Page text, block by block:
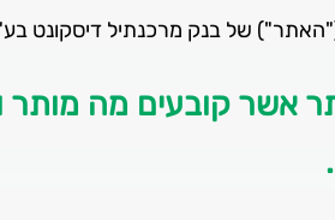
של בנק מרכנתיל דיסקונט
אשר קובעים מה